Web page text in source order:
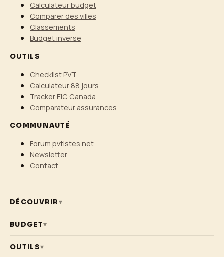
Calculateur budget
Comparer des villes
Classements
Budget inverse
OUTILS
Checklist PVT
Calculateur 88 jours
Tracker EIC Canada
Comparateur assurances
COMMUNAUTÉ
Forum pvtistes.net
Newsletter
Contact
DÉCOUVRIR▾
BUDGET▾
OUTILS▾